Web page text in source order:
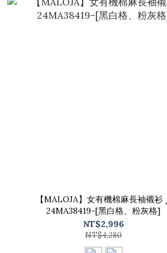
【MALOJA】女有機棉麻長袖襯
24MA38419-[黑白格、粉灰格]
NT$2,996
NT$4,280